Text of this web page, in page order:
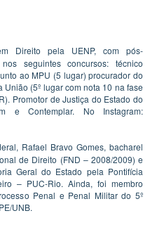
Direito pela UENP, com pós-
seguintes concursos: técnico
ao MPU (5 lugar) procurador do
(5º lugar com nota 10 na fase
Promotor de Justiça do Estado do
e Contemplar. No Instagram:
Rafael Bravo Gomes, bacharel
de Direito (FND – 2008/2009) e
Geral do Estado pela Pontifícia
– PUC-Rio. Ainda, foi membro
Penal e Penal Militar do 5º
UNB.